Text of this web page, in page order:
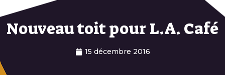
Nouveau toit pour L.A. Café
15 décembre 2016